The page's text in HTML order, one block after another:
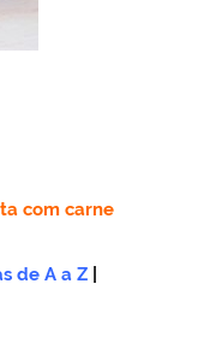
com carne
de A a Z